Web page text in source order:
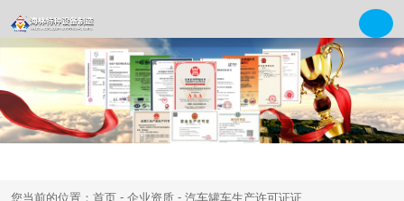
您当前的位置：首页 - 企业资质 - 汽车罐车生产许可证证